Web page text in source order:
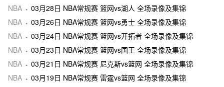
NBA
03月28日 NBA常规赛 篮网vs湖人 全场录像及集锦
NBA
03月26日 NBA常规赛 篮网vs勇士 全场录像及集锦
NBA
03月24日 NBA常规赛 篮网vs开拓者 全场录像及集锦
NBA
03月23日 NBA常规赛 篮网vs国王 全场录像及集锦
NBA
03月21日 NBA常规赛 尼克斯vs篮网 全场录像及集锦
NBA
03月19日 NBA常规赛 雷霆vs篮网 全场录像及集锦